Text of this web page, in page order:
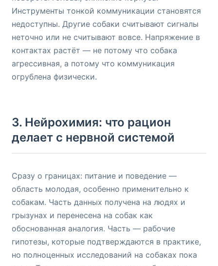
Инструменты тонкой коммуникации становятся
недоступны. Другие собаки считывают сигналы
неточно или не считывают вовсе. Напряжение в
контактах растёт — не потому что собака
агрессивная, а потому что коммуникация
огрублена физически.
3. Нейрохимия: что рацион
делает с нервной системой
Сразу о границах: питание и поведение —
область молодая, особенно применительно к
собакам. Часть данных получена на людях и
грызунах и перенесена на собак как
обоснованная аналогия. Часть — рабочие
гипотезы, которые подтверждаются в практике,
но полноценных исследований на собаках пока